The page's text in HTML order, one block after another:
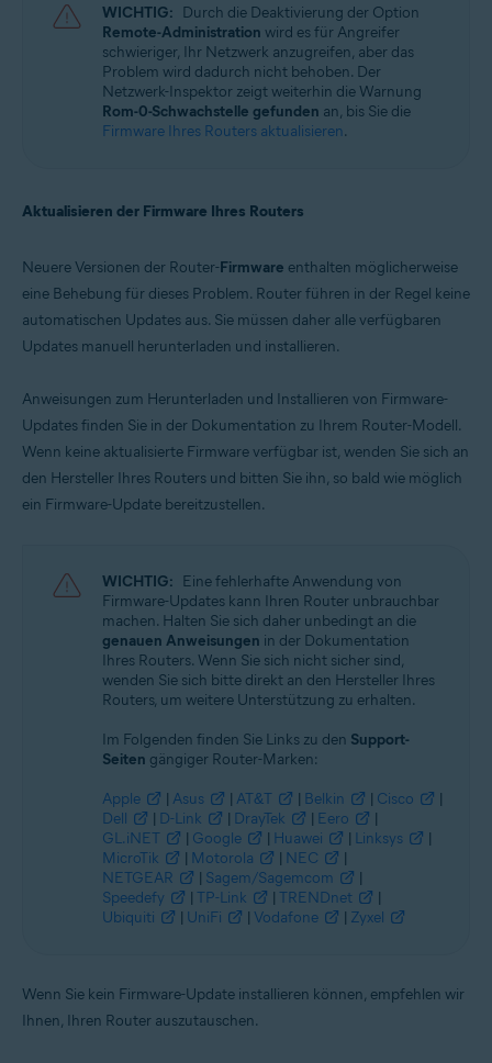
WICHTIG: Durch die Deaktivierung der Option
Remote-Administration wird es für Angreifer
schwieriger, Ihr Netzwerk anzugreifen, aber das
Problem wird dadurch nicht behoben. Der
Netzwerk-Inspektor zeigt weiterhin die Warnung
Rom-0-Schwachstelle gefunden an, bis Sie die
Firmware Ihres Routers aktualisieren.
Aktualisieren der Firmware Ihres Routers
Neuere Versionen der Router-Firmware enthalten möglicherweise
eine Behebung für dieses Problem. Router führen in der Regel keine
automatischen Updates aus. Sie müssen daher alle verfügbaren
Updates manuell herunterladen und installieren.
Anweisungen zum Herunterladen und Installieren von Firmware-
Updates finden Sie in der Dokumentation zu Ihrem Router-Modell.
Wenn keine aktualisierte Firmware verfügbar ist, wenden Sie sich an
den Hersteller Ihres Routers und bitten Sie ihn, so bald wie möglich
ein Firmware-Update bereitzustellen.
WICHTIG: Eine fehlerhafte Anwendung von
Firmware-Updates kann Ihren Router unbrauchbar
machen. Halten Sie sich daher unbedingt an die
genauen Anweisungen in der Dokumentation
Ihres Routers. Wenn Sie sich nicht sicher sind,
wenden Sie sich bitte direkt an den Hersteller Ihres
Routers, um weitere Unterstützung zu erhalten.
Im Folgenden finden Sie Links zu den Support-
Seiten gängiger Router-Marken:
Apple | Asus | AT&T | Belkin | Cisco
|
Dell
| D-Link | DrayTek | Eero
|
GL.iNET
| Google | Huawei | Linksys
|
MicroTik
| Motorola | NEC
|
NETGEAR
| Sagem/Sagemcom
|
Speedefy
| TP-Link | TRENDnet
|
Ubiquiti
| UniFi | Vodafone | Zyxel
Wenn Sie kein Firmware-Update installieren können, empfehlen wir
Ihnen, Ihren Router auszutauschen.